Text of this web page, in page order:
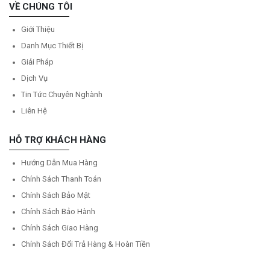
VỀ CHÚNG TÔI
Giới Thiệu
Danh Mục Thiết Bị
Giải Pháp
Dịch Vụ
Tin Tức Chuyên Nghành
Liên Hệ
HỖ TRỢ KHÁCH HÀNG
Hướng Dẫn Mua Hàng
Chính Sách Thanh Toán
Chính Sách Bảo Mật
Chính Sách Bảo Hành
Chính Sách Giao Hàng
Chính Sách Đổi Trả Hàng & Hoàn Tiền